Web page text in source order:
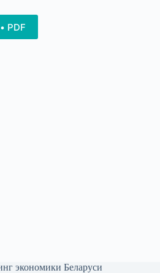
PDF
экономики Беларуси